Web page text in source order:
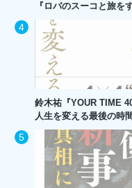
『ロバのスーコと旅を
鈴木祐『YOUR TIME
人生を変える最後の時